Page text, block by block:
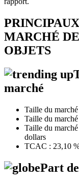
MARCHÉ
OBJETS
marché
Taille du
Taille du
Taille du
dollars
TCAC : 23,10
Part